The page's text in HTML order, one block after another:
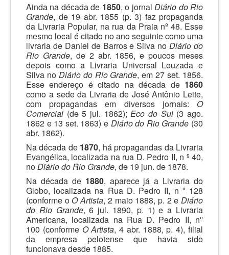
Ainda na década de 1850, o jornal Diário do Rio
Grande, de 19 abr. 1855 (p. 3) faz propaganda
da Livraria Popular, na rua da Praia nº 48. Esse
mesmo local é citado no ano seguinte como uma
livraria de Daniel de Barros e Silva no Diário do
Rio Grande, de 2 abr. 1856, e poucos meses
depois como a Livraria Universal Louzada e
Silva no Diário do Rio Grande, em 27 set. 1856.
Esse endereço é citado na década de 1860
como a sede da Livraria de José Antônio Leite,
com propagandas em diversos jornais: O
Comercial (de 5 jul. 1862); Eco do Sul (3 ago.
1862 e 13 set. 1863) e Diário do Rio Grande (30
abr. 1862).
Na década de 1870, há propagandas da Livraria
Evangélica, localizada na rua D. Pedro II, n º 40,
no Diário do Rio Grande, de 19 jun. de 1878.
Na década de 1880, aparece já a Livraria do
Globo, localizada na Rua D. Pedro II, n º 128
(conforme o O Artista, 2 maio 1888, p. 2 e Diário
do Rio Grande, 6 jul. 1890, p. 1) e a Livraria
Americana, localizada na Rua D. Pedro II, nº
100 (conforme O Artista, 4 abr. 1888, p. 4), filial
da empresa pelotense que havia sido
funcionava desde 1885.